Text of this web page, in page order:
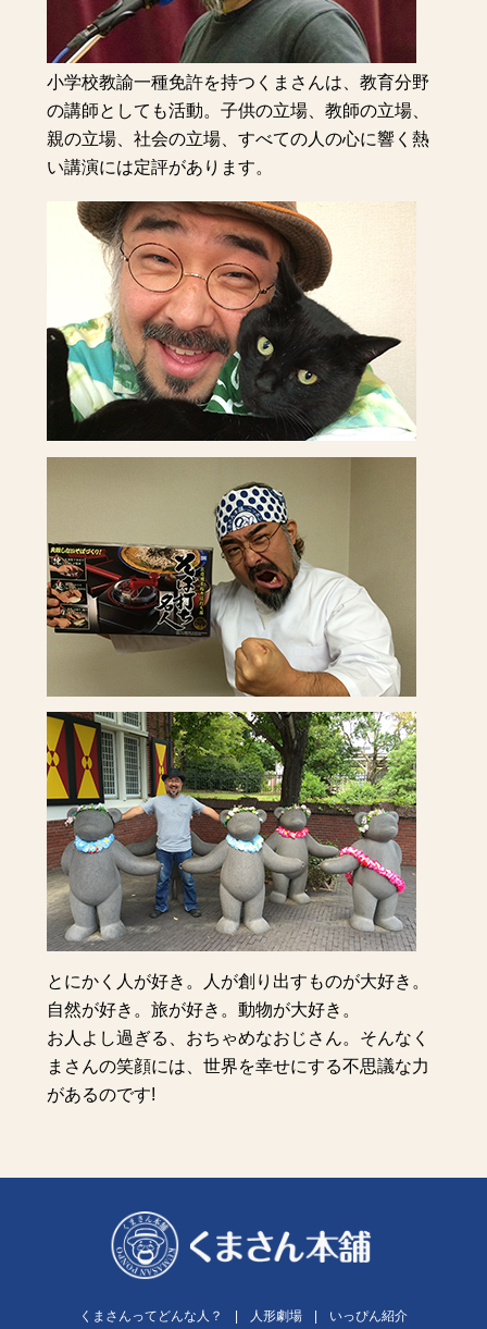
小学校教諭一種免許を持つくまさんは、教育分野
の講師としても活動。子供の立場、教師の立場、
親の立場、社会の立場、すべての人の心に響く熱
い講演には定評があります。
とにかく人が好き。人が創り出すものが大好き。
自然が好き。旅が好き。動物が大好き。
お人よし過ぎる、おちゃめなおじさん。そんなく
まさんの笑顔には、世界を幸せにする不思議な力
があるのです!
くまさんってどんな人？ | 人形劇場 | いっぴん紹介